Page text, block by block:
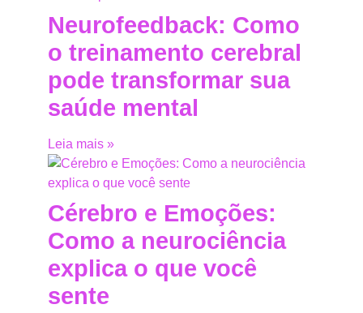
Neurofeedback: Como
o treinamento cerebral
pode transformar sua
saúde mental
Leia mais »
Cérebro e Emoções:
Como a neurociência
explica o que você
sente